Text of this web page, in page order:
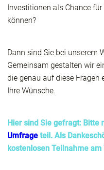
Investitionen als Chance
können?
Dann sind Sie bei unserem
Gemeinsam gestalten wir
die genau auf diese
Ihre Wünsche.
Hier sind Sie gefragt: Bitte
Umfrage teil. Als
kostenlosen Teilnahme am